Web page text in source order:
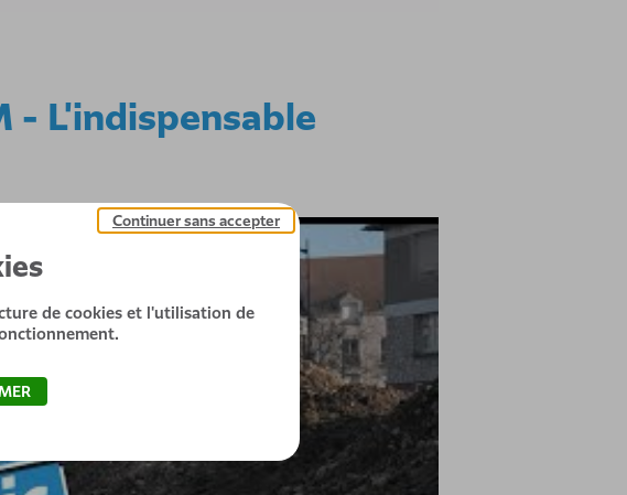
- L'indispensable
de cookies et l'utilisation de
Continuer sans accepter